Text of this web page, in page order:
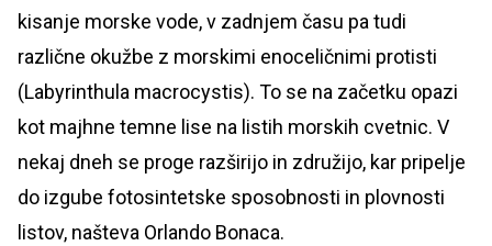
kisanje morske vode, v zadnjem času pa tudi
različne okužbe z morskimi enoceličnimi protisti
(Labyrinthula macrocystis). To se na začetku opazi
kot majhne temne lise na listih morskih cvetnic. V
nekaj dneh se proge razširijo in združijo, kar pripelje
do izgube fotosintetske sposobnosti in plovnosti
listov, našteva Orlando Bonaca.